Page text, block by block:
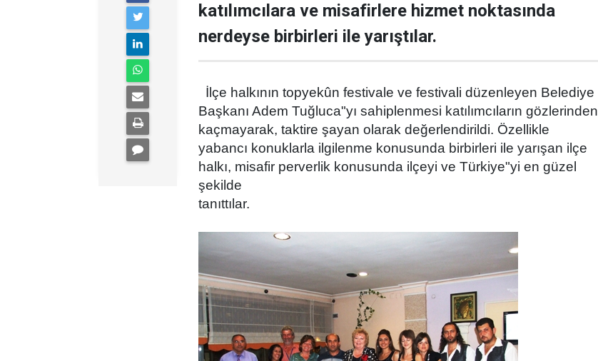
katılımcılara ve misafirlere hizmet noktasında
nerdeyse birbirleri ile yarıştılar.
İlçe halkının topyekûn festivale ve festivali düzenleyen Belediye
Başkanı Adem Tuğluca"yı sahiplenmesi katılımcıların gözlerinden
kaçmayarak, taktire şayan olarak değerlendirildi. Özellikle
yabancı konuklarla ilgilenme konusunda birbirleri ile yarışan ilçe
halkı, misafir perverlik konusunda ilçeyi ve Türkiye"yi en güzel
şekilde
tanıttılar.